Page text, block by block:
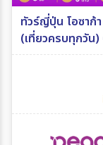
ทัวร์ญี่ปุ่น โอซาก้
(เที่ยวครบทุกวัน